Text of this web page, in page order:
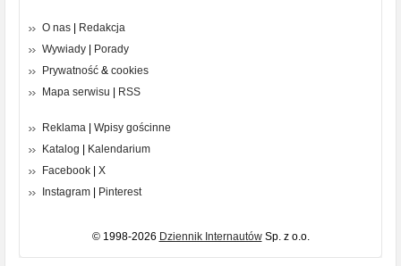
O nas
Redakcja
Wywiady
Porady
Prywatność & cookies
Mapa serwisu
RSS
Reklama
Wpisy gościnne
Katalog
Kalendarium
Facebook
X
Instagram
Pinterest
© 1998-2026 Dziennik InternautówSp. z o.o.